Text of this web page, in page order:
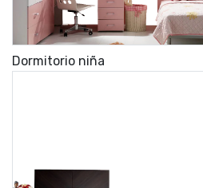
Dormitorio niña